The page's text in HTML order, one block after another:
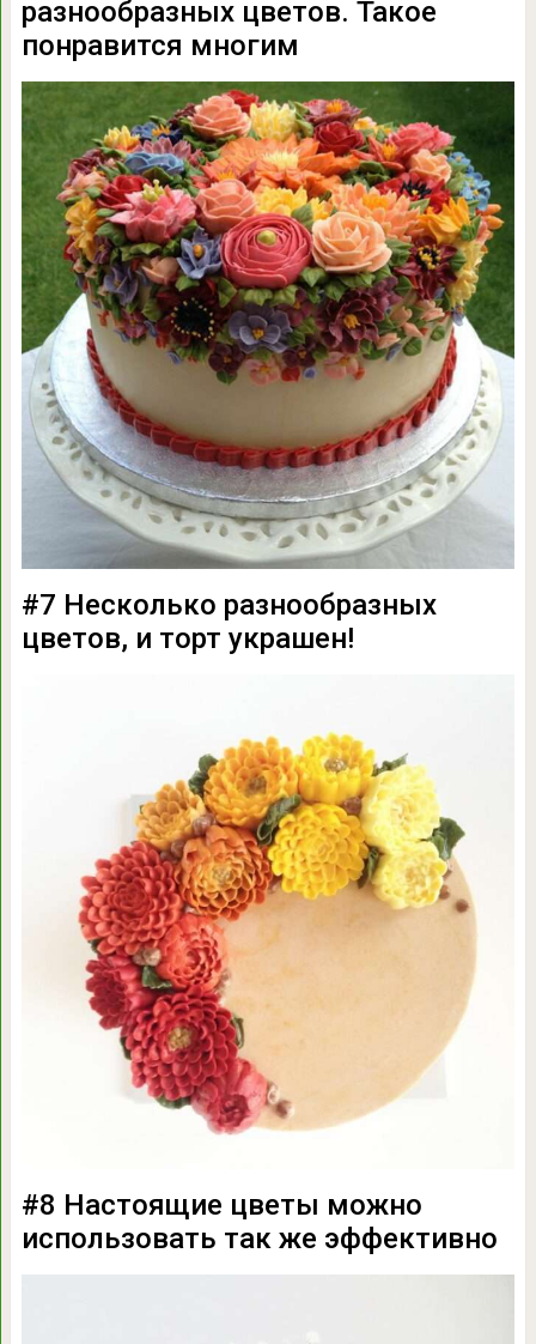
разнообразных цветов. Такое
понравится многим
#7 Несколько разнообразных
цветов, и торт украшен!
#8 Настоящие цветы можно
использовать так же эффективно